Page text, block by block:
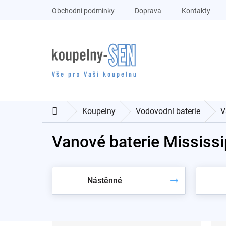
Obchodní podmínky Doprava Kontakty
DomůKoupelny Vodovodní baterie
Vanové baterie
Nástěnné